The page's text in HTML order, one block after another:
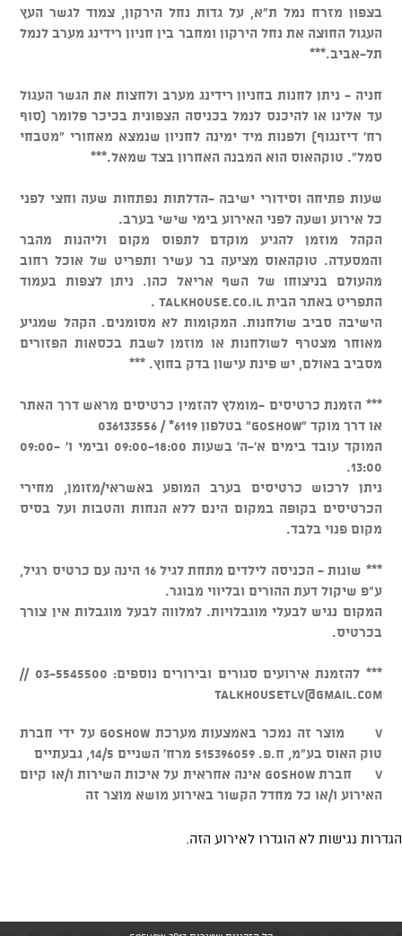
בצפון מזרח נמל ת"א, על גדות נחל הירקון, צמוד לגשר העץ
העגול החוצה את נחל הירקון ומחבר בין חניון רידינג מערב לנמל
תל-אביב.***
חניה - ניתן לחנות בחניון רידינג מערב ולחצות את הגשר העגול
עד אלינו או להיכנס לנמל בכניסה הצפונית בכיכר פלומר (סוף
רח' דיזנגוף) ולפנות מיד ימינה לחניון שנמצא מאחורי "מטבחי
סמל". טוקהאוס הוא המבנה האחרון בצד שמאל.***
שעות פתיחה וסידורי ישיבה -הדלתות נפתחות שעה וחצי לפני
כל אירוע ושעה לפני האירוע בימי שישי בערב.
הקהל מוזמן להגיע מוקדם לתפוס מקום וליהנות מהבר
והמסעדה. טוקהאוס מציעה בר עשיר ותפריט של אוכל רחוב
מהעולם בניצוחו של השף אריאל כהן. ניתן לצפות בעמוד
התפריט באתר הבית talkhouse.co.il .
הישיבה סביב שולחנות. המקומות לא מסומנים. הקהל שמגיע
מאוחר מצטרף לשולחנות או מוזמן לשבת בכסאות הפזורים
מסביב באולם, יש פינת עישון בדק בחוץ. ***
*** הזמנת כרטיסים -מומלץ להזמין כרטיסים מראש דרך האתר
או דרך מוקד "GOSHOW" בטלפון 6119* / 036133556
המוקד עובד בימים א'-ה' בשעות 09:00-18:00 ובימי ו' 09:00-
13:00.
ניתן לרכוש כרטיסים בערב המופע באשראי/מזומן, מחירי
הכרטיסים בקופה במקום הינם ללא הנחות והטבות ועל בסיס
מקום פנוי בלבד.
*** שונות - הכניסה לילדים מתחת לגיל 16 הינה עם כרטיס רגיל,
ע"פ שיקול דעת ההורים ובליווי מבוגר.
המקום נגיש לבעלי מוגבלויות. למלווה לבעל מוגבלות אין צורך
בכרטיס.
*** להזמנת אירועים סגורים ובירורים נוספים: 03-5545500 //
talkhousetlv@gmail.com
v מוצר זה נמכר באמצעות מערכת GOSHOW על ידי חברת
טוק האוס בע"מ, ח.פ. 515396059 מרח' השניים 14/5, גבעתיים
v חברת GOSHOW אינה אחראית על איכות השירות ו/או קיום
האירוע ו/או כל מחדל הקשור באירוע מושא מוצר זה
הגדרות נגישות לא הוגדרו לאירוע הזה.